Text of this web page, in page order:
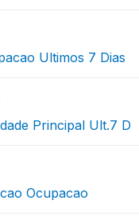
Ultimos 7 Dias
Principal Ult.7 D
Ocupacao